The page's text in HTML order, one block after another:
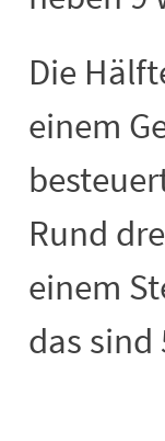
Die
einem
Rund
einem
das sind